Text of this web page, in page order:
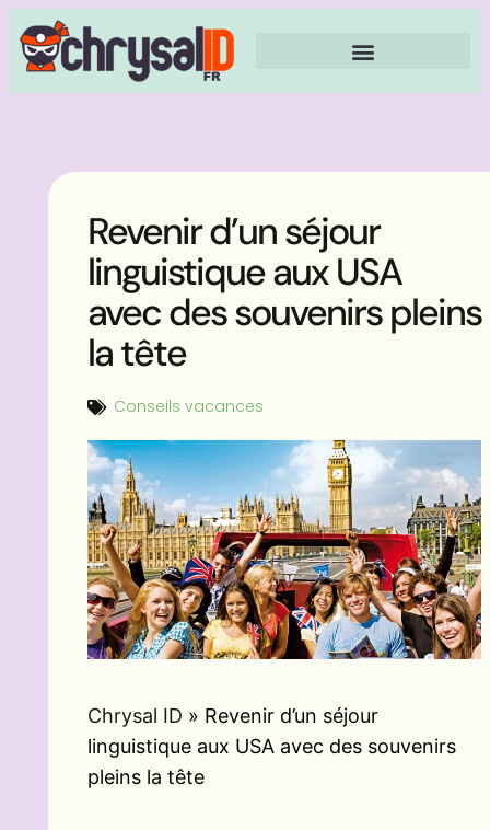
Revenir d’un séjour
linguistique aux USA
avec des souvenirs pleins
la tête
Conseils vacances
Chrysal ID » Revenir d’un séjour
linguistique aux USA avec des souvenirs
pleins la tête